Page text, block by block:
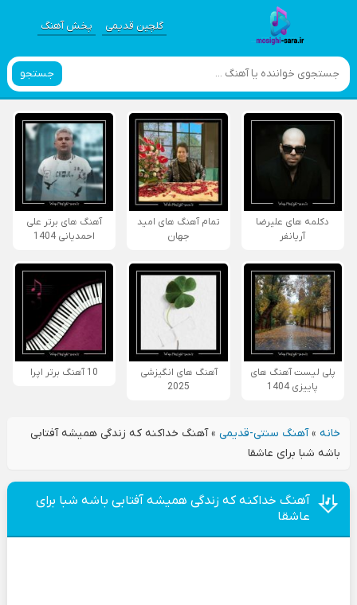
گلچین قدیمی پخش آهنگ
جستجو
دکلمه های علیرضا
آریانفر
تمام آهنگ های امید
جهان
آهنگ های برتر علی
احمدیانی 1404
پلی لیست آهنگ های
پاییزی 1404
آهنگ های انگیزشی
2025
10 آهنگ برتر اپرا
خانه»آهنگ سنتی-قدیمی»آهنگ خداکنه که زندگی همیشه آفتابی
باشه شبا برای عاشقا
آهنگ خداکنه که زندگی همیشه آفتابی باشه شبا برای
عاشقا